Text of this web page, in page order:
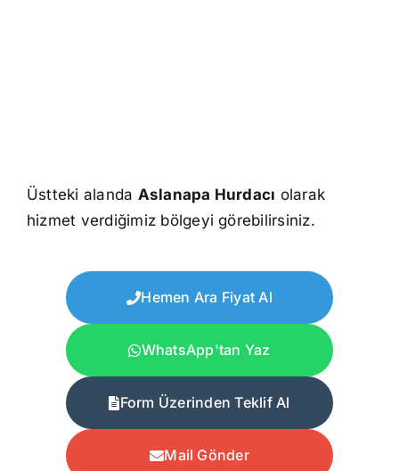
Üstteki alanda Aslanapa Hurdacı olarak
hizmet verdiğimiz bölgeyi görebilirsiniz.
Hemen Ara Fiyat Al
WhatsApp'tan Yaz
Form Üzerinden Teklif Al
Mail Gönder